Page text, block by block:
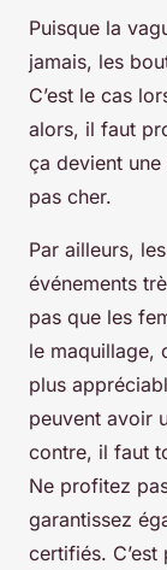
Puisque la
jamais, les
C’est le cas
alors, il faut
ça devient
pas cher.
Par ailleurs,
événements
pas que les
le maquillage,
plus
peuvent avoir
contre, il faut
Ne profitez
garantissez
certifiés.